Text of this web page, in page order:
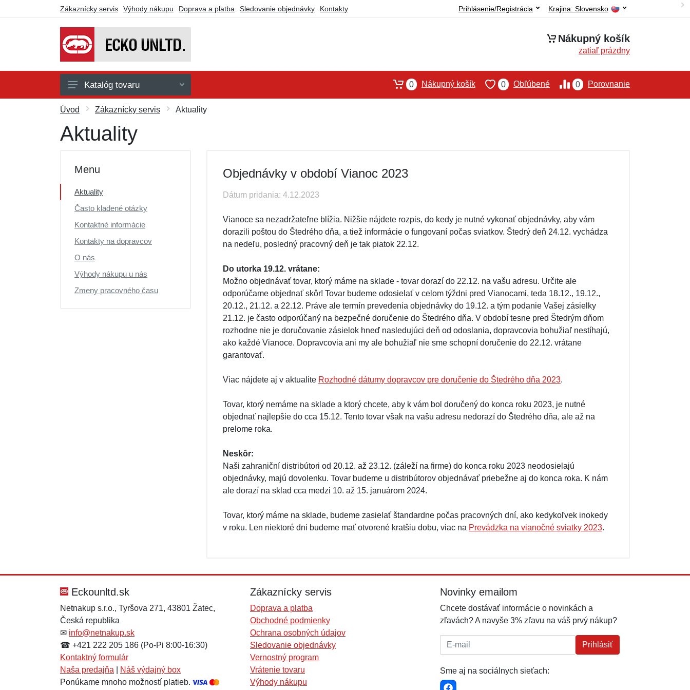
Zákaznícky servis Výhody nákupu Doprava a platba Sledovanie objednávky Kontakty Krajina: Slovensko
Prihlásenie/Registrácia
Nákupný košík
zatiaľ prázdny
Doplnky
Košeľe
Výpredaj
Katalóg tovaru 0 Porovnanie
0 Obľúbené
0 Nákupný košík
Úvod Zákaznícky servis Aktuality
Aktuality
Menu
Aktuality
Často kladené otázky
Kontaktné informácie
Kontakty na dopravcov
O nás
Výhody nákupu u nás
Zmeny pracovného času
Objednávky v období Vianoc 2023
Dátum pridania: 4.12.2023
Vianoce sa nezadržateľne blížia. Nižšie nájdete rozpis, do kedy je nutné vykonať objednávky, aby vám
dorazili poštou do Štedrého dňa, a tiež informácie o fungovaní počas sviatkov. Štedrý deň 24.12. vychádza
na nedeľu, posledný pracovný deň je tak piatok 22.12.
Do utorka 19.12. vrátane:
Možno objednávať tovar, ktorý máme na sklade - tovar dorazí do 22.12. na vašu adresu. Určite ale
odporúčame objednať skôr! Tovar budeme odosielať v celom týždni pred Vianocami, teda 18.12., 19.12.,
20.12., 21.12. a 22.12. Práve ale termín prevedenia objednávky do 19.12. a tým podanie Vašej zásielky
21.12. je často odporúčaný na bezpečné doručenie do Štedrého dňa. V období tesne pred Štedrým dňom
rozhodne nie je doručovanie zásielok hneď nasledujúci deň od odoslania, dopravcovia bohužiaľ nestíhajú,
ako každé Vianoce. Dopravcovia ani my ale bohužiaľ nie sme schopní doručenie do 22.12. vrátane
garantovať.
Viac nájdete aj v aktualite Rozhodné dátumy dopravcov pre doručenie do Štedrého dňa 2023.
Tovar, ktorý nemáme na sklade a ktorý chcete, aby k vám bol doručený do konca roku 2023, je nutné
objednať najlepšie do cca 15.12. Tento tovar však na vašu adresu nedorazí do Štedrého dňa, ale až na
prelome roka.
Neskôr:
Naši zahraniční distribútori od 20.12. až 23.12. (záleží na firme) do konca roku 2023 neodosielajú
objednávky, majú dovolenku. Tovar budeme u distribútorov objednávať priebežne aj do konca roka. K nám
ale dorazí na sklad cca medzi 10. až 15. januárom 2024.
Tovar, ktorý máme na sklade, budeme zasielať štandardne počas pracovných dní, ako kedykoľvek inokedy
v roku. Len niektoré dni budeme mať otvorené kratšiu dobu, viac na Prevádzka na vianočné sviatky 2023.
Eckounltd.sk
Netnakup s.r.o., Tyršova 271, 43801 Žatec,
Česká republika
✉ info@netnakup.sk
☎ +421 222 205 186 (Po-Pi 8:00-16:30)
Kontaktný formulár
Naša predajňa
Náš výdajný box
Ponúkame mnoho možností platieb.
Zákaznícky servis
Doprava a platba
Obchodné podmienky
Ochrana osobných údajov
Sledovanie objednávky
Vernostný program
Vrátenie tovaru
Výhody nákupu
Novinky emailom
Chcete dostávať informácie o novinkách a
zľavách? A navyše 3% zľavu na váš prvý nákup?
E-mail: Prihlásiť
Sme aj na sociálnych sieťach: